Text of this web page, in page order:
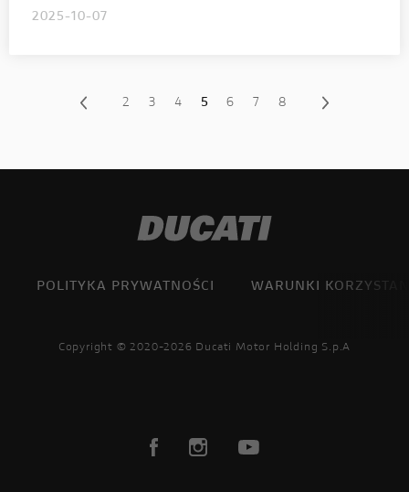
2025-10-07
2 3 4 5 6 7 8
POLITYKA PRYWATNOŚCI WARUNKI
Copyright © 2020-2026 Ducati Motor Holding S.p.A